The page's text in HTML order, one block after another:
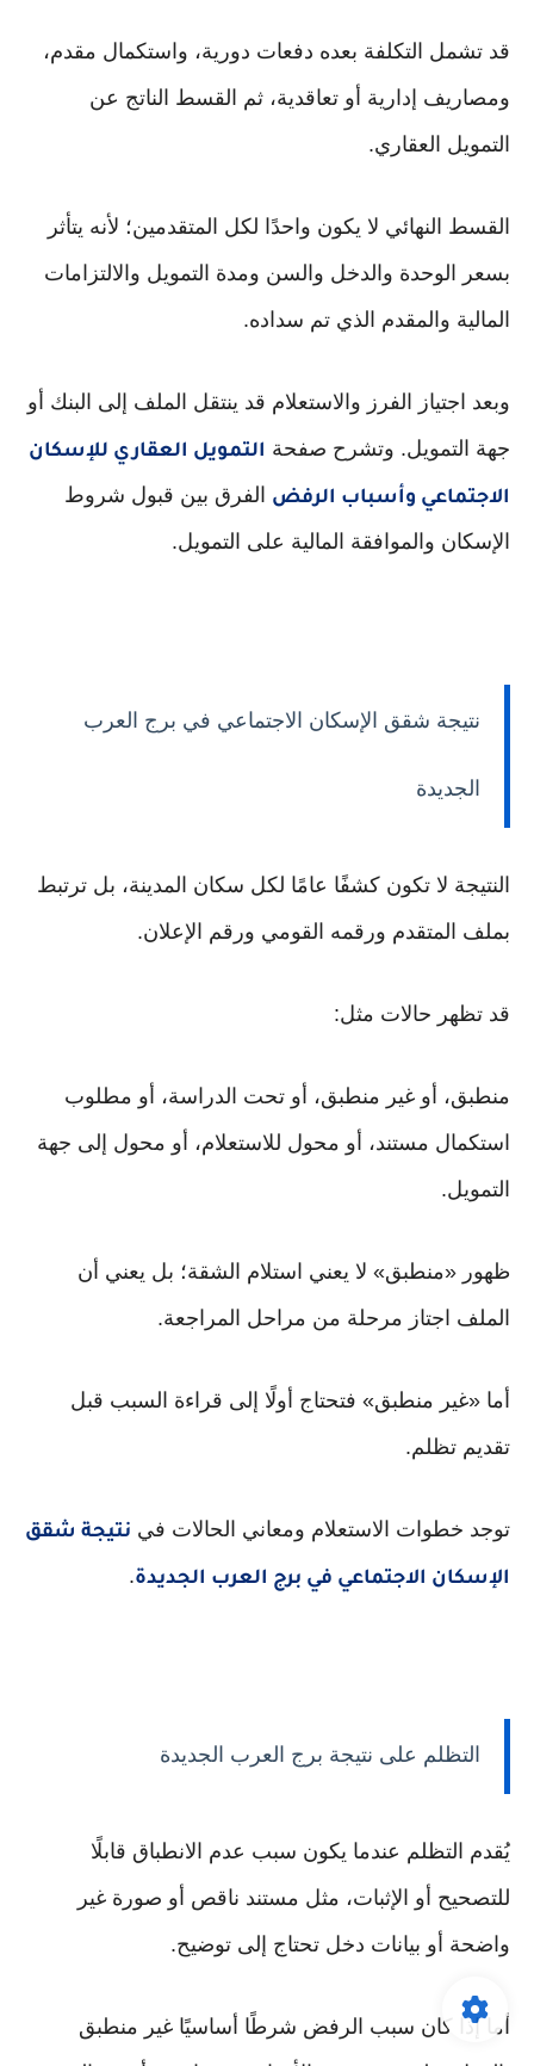
قد تشمل التكلفة بعده دفعات دورية، واستكمال مقدم،
ومصاريف إدارية أو تعاقدية، ثم القسط الناتج عن
التمويل العقاري.
القسط النهائي لا يكون واحدًا لكل المتقدمين؛ لأنه يتأثر
بسعر الوحدة والدخل والسن ومدة التمويل والالتزامات
المالية والمقدم الذي تم سداده.
وبعد اجتياز الفرز والاستعلام قد ينتقل الملف إلى البنك أو
جهة التمويل. وتشرح صفحة التمويل العقاري للإسكان
الاجتماعي وأسباب الرفض
الفرق بين قبول شروط
الإسكان والموافقة المالية على التمويل.
نتيجة شقق الإسكان الاجتماعي في برج العرب
الجديدة
النتيجة لا تكون كشفًا عامًا لكل سكان المدينة، بل ترتبط
بملف المتقدم ورقمه القومي ورقم الإعلان.
قد تظهر حالات مثل:
منطبق، أو غير منطبق، أو تحت الدراسة، أو مطلوب
استكمال مستند، أو محول للاستعلام، أو محول إلى جهة
التمويل.
ظهور «منطبق» لا يعني استلام الشقة؛ بل يعني أن
الملف اجتاز مرحلة من مراحل المراجعة.
أما «غير منطبق» فتحتاج أولًا إلى قراءة السبب قبل
تقديم تظلم.
توجد خطوات الاستعلام ومعاني الحالات في نتيجة شقق
الإسكان الاجتماعي في برج العرب الجديدة.
التظلم على نتيجة برج العرب الجديدة
يُقدم التظلم عندما يكون سبب عدم الانطباق قابلًا
للتصحيح أو الإثبات، مثل مستند ناقص أو صورة غير
واضحة أو بيانات دخل تحتاج إلى توضيح.
أما إذا كان سبب الرفض شرطًا أساسيًا غير منطبق